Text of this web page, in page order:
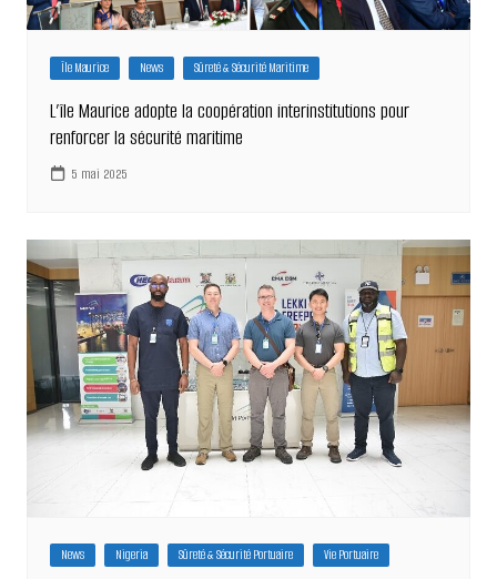
Île Maurice News Sûreté & Sécurité Maritime
L’île Maurice adopte la coopération interinstitutions pour
renforcer la sécurité maritime
5 mai 2025
News Nigeria Sûreté & Sécurité Portuaire Vie Portuaire